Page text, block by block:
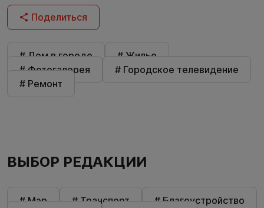
Поделиться
# Дом в городе
# Жилье
# Фотогалерея
# Городское телевидение
# Ремонт
ВЫБОР РЕДАКЦИИ
# Мэр # Транспорт
# Благоустройство